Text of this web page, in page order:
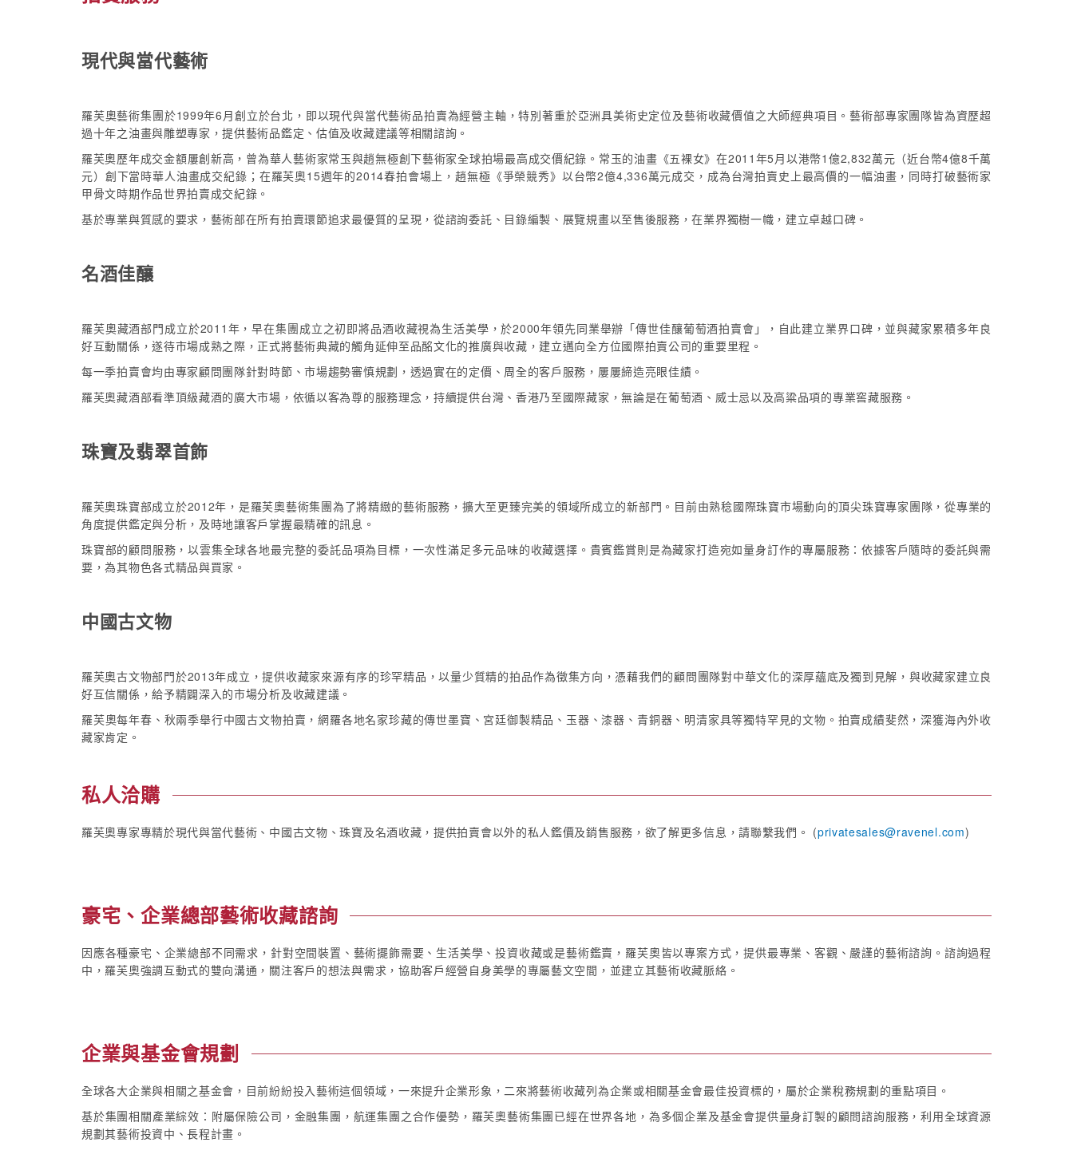
現代與當代藝術
羅芙奧藝術集團於1999年6月創立於台北，即以現代與當代藝術品拍賣為經營主軸，特別著重於亞洲具美術史定位及藝術收藏價值之大師經典項目。藝術部專家團隊皆為資歷超
過十年之油畫與雕塑專家，提供藝術品鑑定、估值及收藏建議等相關諮詢。
羅芙奧歷年成交金額屢創新高，曾為華人藝術家常玉與趙無極創下藝術家全球拍場最高成交價紀錄。常玉的油畫《五裸女》在2011年5月以港幣1億2,832萬元（近台幣4億8千萬
元）創下當時華人油畫成交紀錄；在羅芙奧15週年的2014春拍會場上，趙無極《爭榮競秀》以台幣2億4,336萬元成交，成為台灣拍賣史上最高價的一幅油畫，同時打破藝術家
甲骨文時期作品世界拍賣成交紀錄。
基於專業與質感的要求，藝術部在所有拍賣環節追求最優質的呈現，從諮詢委託、目錄編製、展覽規畫以至售後服務，在業界獨樹一幟，建立卓越口碑。
名酒佳釀
羅芙奧藏酒部門成立於2011年，早在集團成立之初即將品酒收藏視為生活美學，於2000年領先同業舉辦「傳世佳釀葡萄酒拍賣會」，自此建立業界口碑，並與藏家累積多年良
好互動關係，遂待市場成熟之際，正式將藝術典藏的觸角延伸至品酩文化的推廣與收藏，建立邁向全方位國際拍賣公司的重要里程。
每一季拍賣會均由專家顧問團隊針對時節、市場趨勢審慎規劃，透過實在的定價、周全的客戶服務，屢屢締造亮眼佳績。
羅芙奧藏酒部看準頂級藏酒的廣大市場，依循以客為尊的服務理念，持續提供台灣、香港乃至國際藏家，無論是在葡萄酒、威士忌以及高粱品項的專業窖藏服務。
珠寶及翡翠首飾
羅芙奧珠寶部成立於2012年，是羅芙奧藝術集團為了將精緻的藝術服務，擴大至更臻完美的領域所成立的新部門。目前由熟稔國際珠寶市場動向的頂尖珠寶專家團隊，從專業的
角度提供鑑定與分析，及時地讓客戶掌握最精確的訊息。
珠寶部的顧問服務，以雲集全球各地最完整的委託品項為目標，一次性滿足多元品味的收藏選擇。貴賓鑑賞則是為藏家打造宛如量身訂作的專屬服務：依據客戶隨時的委託與需
要，為其物色各式精品與買家。
中國古文物
羅芙奧古文物部門於2013年成立，提供收藏家來源有序的珍罕精品，以量少質精的拍品作為徵集方向，憑藉我們的顧問團隊對中華文化的深厚蘊底及獨到見解，與收藏家建立良
好互信關係，給予精闢深入的市場分析及收藏建議。
羅芙奧每年春、秋兩季舉行中國古文物拍賣，網羅各地名家珍藏的傳世墨寶、宮廷御製精品、玉器、漆器、青銅器、明清家具等獨特罕見的文物。拍賣成績斐然，深獲海內外收
藏家肯定。
私人洽購
羅芙奧專家專精於現代與當代藝術、中國古文物、珠寶及名酒收藏，提供拍賣會以外的私人鑑價及銷售服務，欲了解更多信息，請聯繫我們。 (privatesales@ravenel.com)
豪宅、企業總部藝術收藏諮詢
因應各種豪宅、企業總部不同需求，針對空間裝置、藝術擺飾需要、生活美學、投資收藏或是藝術鑑賣，羅芙奧皆以專案方式，提供最專業、客觀、嚴謹的藝術諮詢。諮詢過程
中，羅芙奧強調互動式的雙向溝通，關注客戶的想法與需求，協助客戶經營自身美學的專屬藝文空間，並建立其藝術收藏脈絡。
企業與基金會規劃
全球各大企業與相關之基金會，目前紛紛投入藝術這個領域，一來提升企業形象，二來將藝術收藏列為企業或相關基金會最佳投資標的，屬於企業稅務規劃的重點項目。
基於集團相關產業綜效：附屬保險公司，金融集團，航運集團之合作優勢，羅芙奧藝術集團已經在世界各地，為多個企業及基金會提供量身訂製的顧問諮詢服務，利用全球資源
規劃其藝術投資中、長程計畫。